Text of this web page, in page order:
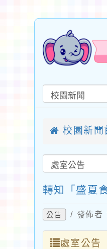
校園新聞
轉知「盛夏
公告 / 發佈者
處室公告